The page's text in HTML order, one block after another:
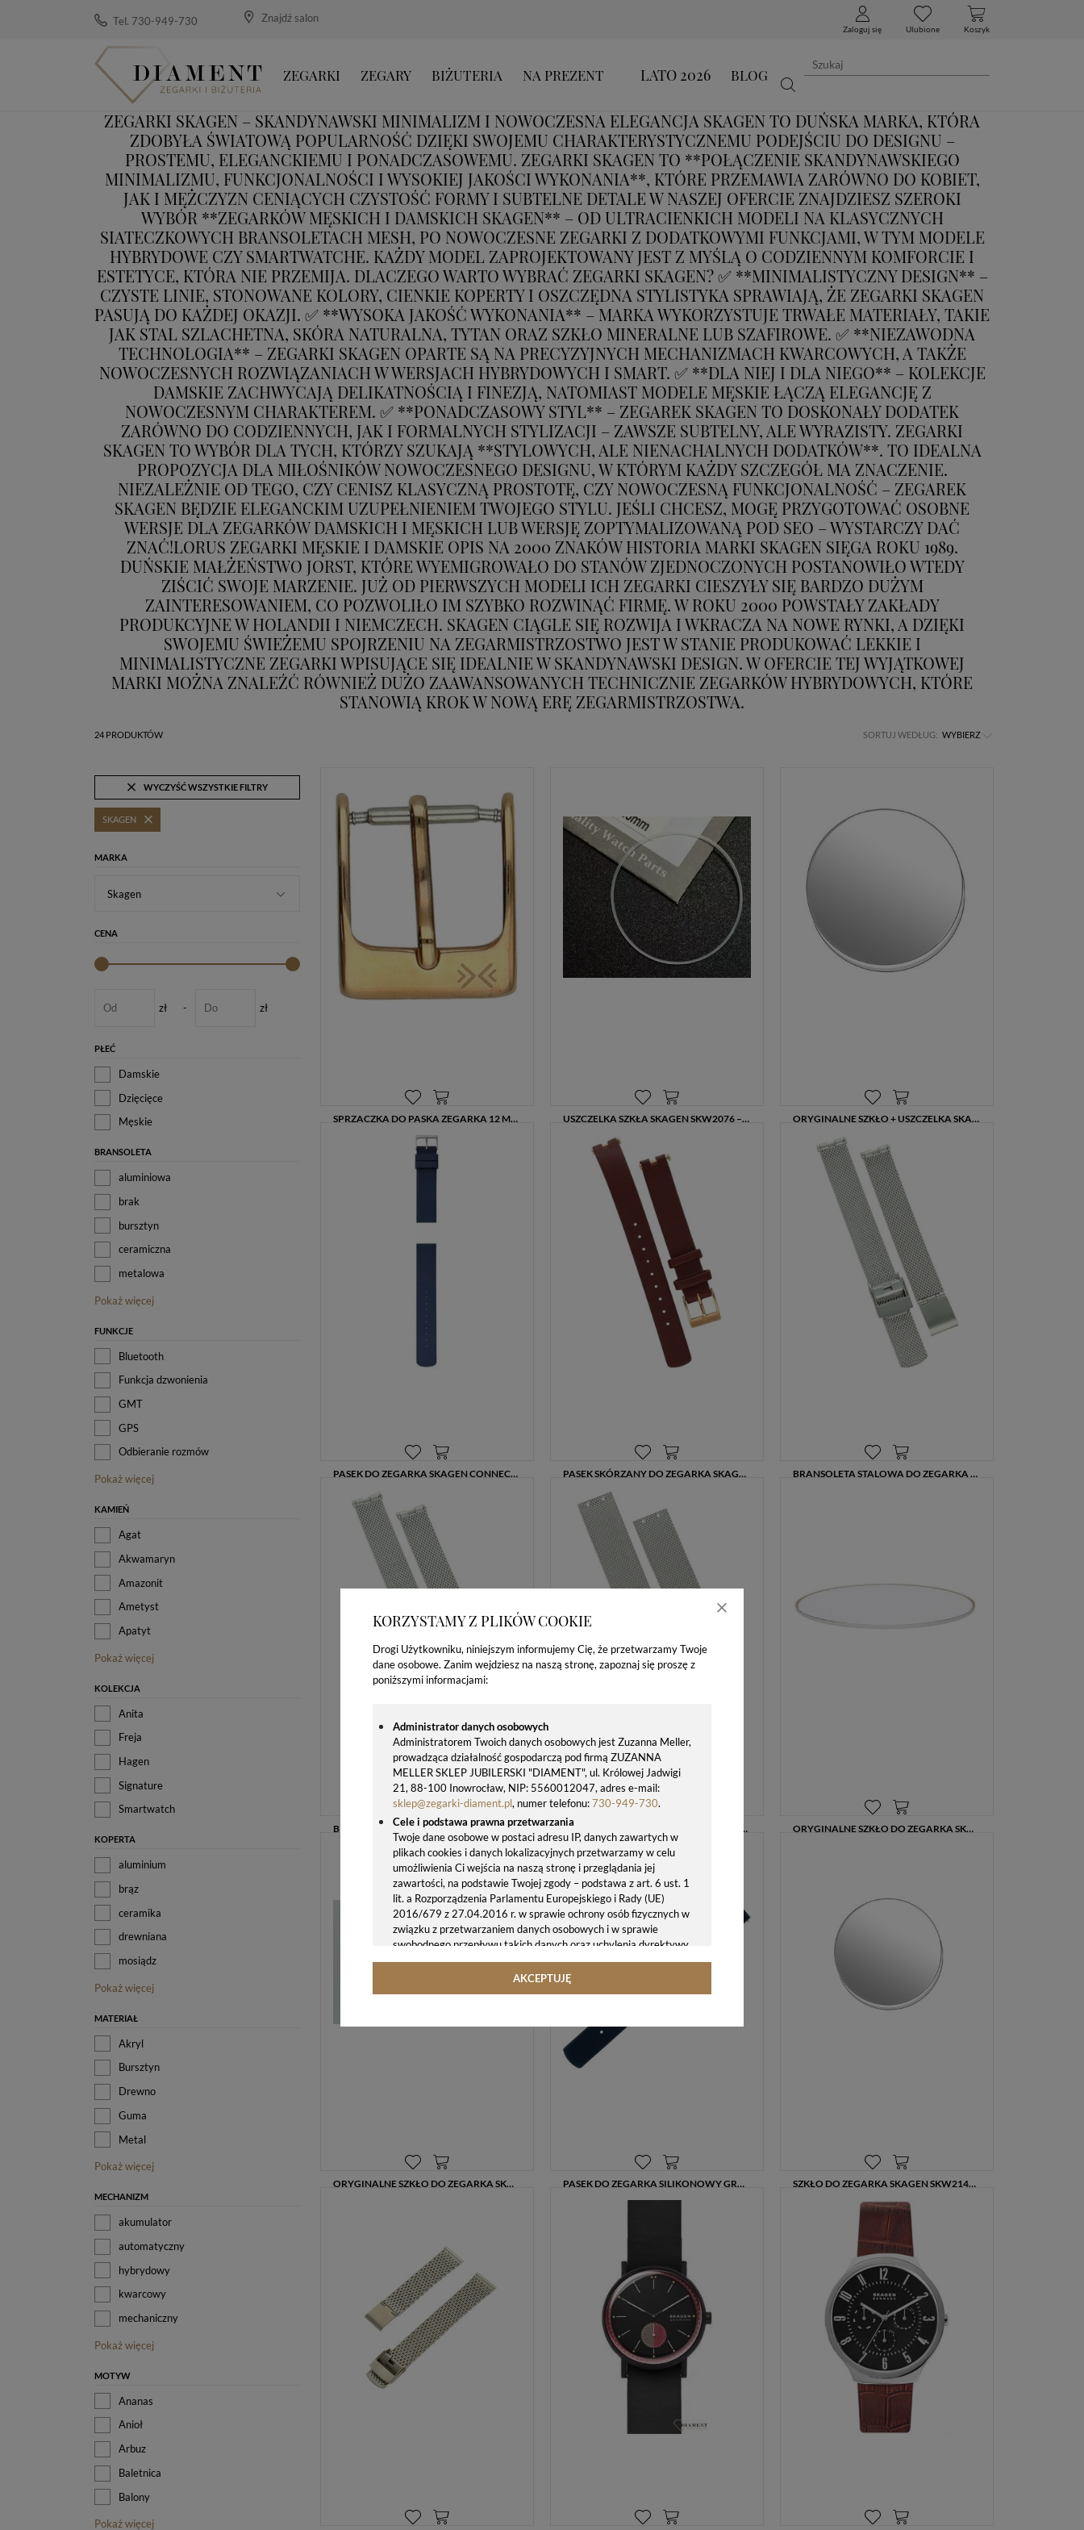
KORZYSTAMY Z PLIKÓW COOKIE
Drogi Użytkowniku, niniejszym informujemy Cię, że przetwarzamy Twoje
dane osobowe. Zanim wejdziesz na naszą stronę, zapoznaj się proszę z
poniższymi informacjami:
Administrator danych osobowych
Administratorem Twoich danych osobowych jest Zuzanna Meller,
prowadząca działalność gospodarczą pod firmą ZUZANNA
MELLER SKLEP JUBILERSKI "DIAMENT", ul. Królowej Jadwigi
21, 88-100 Inowrocław, NIP: 5560012047, adres e-mail:
sklep@zegarki-diament.pl, numer telefonu:730-949-730.
Cele i podstawa prawna przetwarzania
Twoje dane osobowe w postaci adresu IP, danych zawartych w
plikach cookies i danych lokalizacyjnych przetwarzamy w celu
umożliwienia Ci wejścia na naszą stronę i przeglądania jej
zawartości, na podstawie Twojej zgody – podstawa z art. 6 ust. 1
lit. a Rozporządzenia Parlamentu Europejskiego i Rady (UE)
2016/679 z 27.04.2016 r. w sprawie ochrony osób fizycznych w
związku z przetwarzaniem danych osobowych i w sprawie
swobodnego przepływu takich danych oraz uchylenia dyrektywy
95/46/WE (ogólne rozporządzenie o ochronie danych, tj. RODO).
Twoje dane osobowe możemy udostępniać hostingodawcy. Takie
zgodnie z naszymi poleceniami. Przekazujemy Twoje dane poza
teren Polski/UE/Europejskiego Obszaru Gospodarczego.
Twoje dane przechowujemy do czasu posiadania udzielonej przez
prawo do usunięcia danych (jeżeli Twoim zdaniem nie ma
podstaw do tego, abyśmy przetwarzali Twoje dane, możesz
zażądać, abyśmy je usunęli), prawo do ograniczenia
przetwarzania danych (możesz zażądać, abyśmy ograniczyli
jeżeli Twoim zdaniem mamy nieprawidłowe dane na Twój temat
lub przetwarzamy je bezpodstawnie), prawo do wniesienia
sprzeciwu wobec przetwarzania danych, prawo do przenoszenia
danych, prawo do wniesienia skargi do organu nadzorczego
(Prezesa Urzędu Ochrony Danych Osobowych, ul. Stawki 2, 00-
193 Warszawa) oraz prawo do cofnięcia zgody na przetwarzanie
danych osobowych (masz prawo cofnięcia zgody na
przetwarzanie danych w dowolnym momencie; cofnięcie zgody
nie ma wpływu na zgodność z prawem przetwarzania, którego
dokonano na podstawie Twojej zgody przed jej cofnięciem). W
Podanie przez Ciebie danych jest dobrowolne. Jeżeli nie podasz
użytkowników (w tym Kupujących) przy korzystaniu ze Sklepu
(zapamiętywanie preferencji i ustawień na stronie, zbieranie
AKCEPTUJĘ
Tel. 730-949-730 Znajdź salon
Zaloguj się Ulubione Koszyk
ZEGARKI ZEGARY BIŻUTERIA NA PREZENT LATO 2026 BLOG
ZEGARKI SKAGEN – SKANDYNAWSKI MINIMALIZM I NOWOCZESNA ELEGANCJA SKAGEN TO DUŃSKA MARKA, KTÓRA
ZDOBYŁA ŚWIATOWĄ POPULARNOŚĆ DZIĘKI SWOJEMU CHARAKTERYSTYCZNEMU PODEJŚCIU DO DESIGNU –
PROSTEMU, ELEGANCKIEMU I PONADCZASOWEMU. ZEGARKI SKAGEN TO **POŁĄCZENIE SKANDYNAWSKIEGO
MINIMALIZMU, FUNKCJONALNOŚCI I WYSOKIEJ JAKOŚCI WYKONANIA**, KTÓRE PRZEMAWIA ZARÓWNO DO KOBIET,
JAK I MĘŻCZYZN CENIĄCYCH CZYSTOŚĆ FORMY I SUBTELNE DETALE W NASZEJ OFERCIE ZNAJDZIESZ SZEROKI
WYBÓR **ZEGARKÓW MĘSKICH I DAMSKICH SKAGEN** – OD ULTRACIENKICH MODELI NA KLASYCZNYCH
SIATECZKOWYCH BRANSOLETACH MESH, PO NOWOCZESNE ZEGARKI Z DODATKOWYMI FUNKCJAMI, W TYM MODELE
HYBRYDOWE CZY SMARTWATCHE. KAŻDY MODEL ZAPROJEKTOWANY JEST Z MYŚLĄ O CODZIENNYM KOMFORCIE I
ESTETYCE, KTÓRA NIE PRZEMIJA. DLACZEGO WARTO WYBRAĆ ZEGARKI SKAGEN? ✅ **MINIMALISTYCZNY DESIGN** –
CZYSTE LINIE, STONOWANE KOLORY, CIENKIE KOPERTY I OSZCZĘDNA STYLISTYKA SPRAWIAJĄ, ŻE ZEGARKI SKAGEN
PASUJĄ DO KAŻDEJ OKAZJI. ✅ **WYSOKA JAKOŚĆ WYKONANIA** – MARKA WYKORZYSTUJE TRWAŁE MATERIAŁY, TAKIE
JAK STAL SZLACHETNA, SKÓRA NATURALNA, TYTAN ORAZ SZKŁO MINERALNE LUB SZAFIROWE. ✅ **NIEZAWODNA
TECHNOLOGIA** – ZEGARKI SKAGEN OPARTE SĄ NA PRECYZYJNYCH MECHANIZMACH KWARCOWYCH, A TAKŻE
NOWOCZESNYCH ROZWIĄZANIACH W WERSJACH HYBRYDOWYCH I SMART. ✅ **DLA NIEJ I DLA NIEGO** – KOLEKCJE
DAMSKIE ZACHWYCAJĄ DELIKATNOŚCIĄ I FINEZJĄ, NATOMIAST MODELE MĘSKIE ŁĄCZĄ ELEGANCJĘ Z
NOWOCZESNYM CHARAKTEREM. ✅ **PONADCZASOWY STYL** – ZEGAREK SKAGEN TO DOSKONAŁY DODATEK
ZARÓWNO DO CODZIENNYCH, JAK I FORMALNYCH STYLIZACJI – ZAWSZE SUBTELNY, ALE WYRAZISTY. ZEGARKI
SKAGEN TO WYBÓR DLA TYCH, KTÓRZY SZUKAJĄ **STYLOWYCH, ALE NIENACHALNYCH DODATKÓW**. TO IDEALNA
PROPOZYCJA DLA MIŁOŚNIKÓW NOWOCZESNEGO DESIGNU, W KTÓRYM KAŻDY SZCZEGÓŁ MA ZNACZENIE.
NIEZALEŻNIE OD TEGO, CZY CENISZ KLASYCZNĄ PROSTOTĘ, CZY NOWOCZESNĄ FUNKCJONALNOŚĆ – ZEGAREK
SKAGEN BĘDZIE ELEGANCKIM UZUPEŁNIENIEM TWOJEGO STYLU. JEŚLI CHCESZ, MOGĘ PRZYGOTOWAĆ OSOBNE
WERSJE DLA ZEGARKÓW DAMSKICH I MĘSKICH LUB WERSJĘ ZOPTYMALIZOWANĄ POD SEO – WYSTARCZY DAĆ
ZNAĆ!LORUS ZEGARKI MĘSKIE I DAMSKIE OPIS NA 2000 ZNAKÓW HISTORIA MARKI SKAGEN SIĘGA ROKU 1989.
DUŃSKIE MAŁŻEŃSTWO JORST, KTÓRE WYEMIGROWAŁO DO STANÓW ZJEDNOCZONYCH POSTANOWIŁO WTEDY
ZIŚCIĆ SWOJE MARZENIE. JUŻ OD PIERWSZYCH MODELI ICH ZEGARKI CIESZYŁY SIĘ BARDZO DUŻYM
ZAINTERESOWANIEM, CO POZWOLIŁO IM SZYBKO ROZWINĄĆ FIRMĘ. W ROKU 2000 POWSTAŁY ZAKŁADY
PRODUKCYJNE W HOLANDII I NIEMCZECH. SKAGEN CIĄGLE SIĘ ROZWIJA I WKRACZA NA NOWE RYNKI, A DZIĘKI
SWOJEMU ŚWIEŻEMU SPOJRZENIU NA ZEGARMISTRZOSTWO JEST W STANIE PRODUKOWAĆ LEKKIE I
MINIMALISTYCZNE ZEGARKI WPISUJĄCE SIĘ IDEALNIE W SKANDYNAWSKI DESIGN. W OFERCIE TEJ WYJĄTKOWEJ
MARKI MOŻNA ZNALEŹĆ RÓWNIEŻ DUŻO ZAAWANSOWANYCH TECHNICZNIE ZEGARKÓW HYBRYDOWYCH, KTÓRE
STANOWIĄ KROK W NOWĄ ERĘ ZEGARMISTRZOSTWA.
24 PRODUKTÓW SORTUJ WEDŁUG: WYBIERZ
WYCZYŚĆ WSZYSTKIE FILTRY
SKAGEN
MARKA
Skagen
CENA
zł - zł
PŁEĆ
Damskie
Dzięcięce
Męskie
BRANSOLETA
aluminiowa
brak
bursztyn
ceramiczna
metalowa
Pokaż więcej
FUNKCJE
Bluetooth
Funkcja dzwonienia
GMT
GPS
Odbieranie rozmów
Pokaż więcej
KAMIEŃ
Agat
Akwamaryn
Amazonit
Ametyst
Apatyt
Pokaż więcej
KOLEKCJA
Anita
Freja
Hagen
Signature
Smartwatch
KOPERTA
aluminium
brąz
ceramika
drewniana
mosiądz
Pokaż więcej
MATERIAŁ
Akryl
Bursztyn
Drewno
Guma
Metal
Pokaż więcej
MECHANIZM
akumulator
automatyczny
hybrydowy
kwarcowy
mechaniczny
Pokaż więcej
MOTYW
Ananas
Anioł
Arbuz
Baletnica
Balony
Pokaż więcej
SPRZĄCZKA DO PASKA ZEGARKA 12 MM SKAGEN – STAL SZLACHETNA RÓŻOWE ZŁOTO
19,00 zł
USZCZELKA SZKŁA SKAGEN SKW2076 – ORYGINALNA NOWA ORYGINALNE SZKŁO + USZCZELKA SKAGEN 233XSSS KOMPLET
PASEK DO ZEGARKA SKAGEN CONNECTED GWPSKG0037 GRANATOWY 20 MM PASEK SKÓRZANY DO ZEGARKA SKAGEN SKW2641 – BRĄZOWYM, 12 MM, STALOWA SPRZĄCZKA RÓŻOWE ZŁOCENIE BRANSOLETA STALOWA DO ZEGARKA SKAGEN SKW2642 – MESH, SREBRNA, 12 MM
BRANSOLETA STALOWA DO ZEGARKA SKAGEN SKW2561 – MESH, SREBRNA, 15 MM
179,00 zł
BRANSOLETA STALOWA DO ZEGARKA SKAGEN SKW2583 – MESH, SREBRNA, 16 MM
179,00 zł
ORYGINALNE SZKŁO DO ZEGARKA SKAGEN SKW2150-S
ORYGINALNE SZKŁO DO ZEGARKA SKAGEN SKW6511 Z POMARAŃCZOWĄ RAMKĄ – ŚREDNICA 39 MM PASEK DO ZEGARKA SILIKONOWY GRANATOWY 12 MM SKAGEN GWPSKG0038
49,00 zł
SZKŁO DO ZEGARKA SKAGEN SKW2141-S (PASUJE DO SKW2141, SKW2138, SKW2137)
69,00 zł